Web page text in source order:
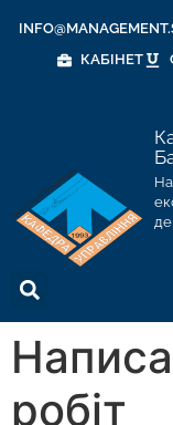
КАБІНЕТ
робіт